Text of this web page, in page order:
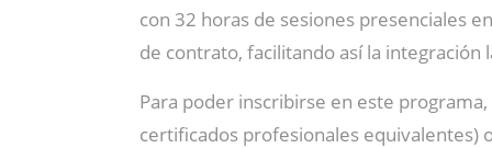
con 32 horas de sesiones presenciales
de contrato, facilitando así la integración
Para poder inscribirse en este
certificados profesionales equivalentes)